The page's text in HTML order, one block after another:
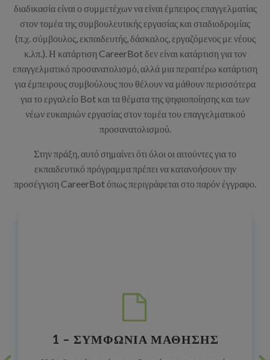
διαδικασία είναι ο συμμετέχων να είναι έμπειρος επαγγελματίας
στον τομέα της συμβουλευτικής εργασίας και σταδιοδρομίας
(π.χ. σύμβουλος, εκπαιδευτής, δάσκαλος, εργαζόμενος με νέους
κ.λπ.). Η κατάρτιση CareerBot δεν είναι κατάρτιση για τον
επαγγελματικό προσανατολισμό, αλλά μια περαιτέρω κατάρτιση
για έμπειρους συμβούλους που θέλουν να μάθουν περισσότερα
για το εργαλείο Bot και τα θέματα της ψηφιοποίησης και των
νέων ευκαιριών εργασίας στον τομέα του επαγγελματικού
προσανατολισμού.
Στην πράξη, αυτό σημαίνει ότι όλοι οι αιτούντες για το
εκπαιδευτικό πρόγραμμα πρέπει να κατανοήσουν την
προσέγγιση CareerBot όπως περιγράφεται στο παρόν έγγραφο.
1 – ΣΥΜΦΩΝΙΑ ΜΑΘΗΣΗΣ